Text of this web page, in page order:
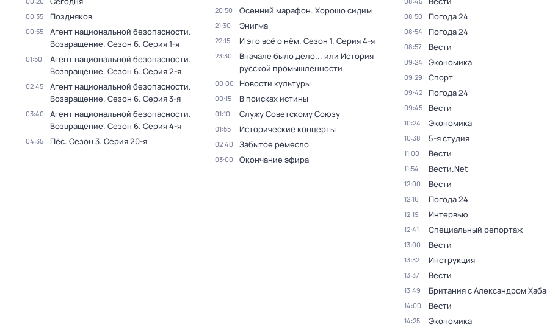
00:35 Поздняков
00:55
Агент национальной безопасности.
Возвращение. Сезон 6. Серия 1-я
01:50
Агент национальной безопасности.
Возвращение. Сезон 6. Серия 2-я
02:45
Агент национальной безопасности.
Возвращение. Сезон 6. Серия 3-я
03:40
Агент национальной безопасности.
Возвращение. Сезон 6. Серия 4-я
04:35 Пёс. Сезон 3. Серия 20-я
20:50 Осенний марафон. Хорошо сидим
21:30 Энигма
22:15 И это всё о нём. Сезон 1. Серия 4-я
23:30
Вначале было дело... или История
русской промышленности
00:00 Новости культуры
00:15 В поисках истины
01:10 Служу Советскому Союзу
01:55 Исторические концерты
02:40 Забытое ремесло
03:00 Окончание эфира
08:50 Погода 24
08:54 Погода 24
08:57 Вести
09:24 Экономика
09:29 Спорт
09:42 Погода 24
09:45 Вести
10:24 Экономика
10:38 5-я студия
11:00 Вести
11:54 Вести.Net
12:00 Вести
12:16 Погода 24
12:19 Интервью
12:41 Специальный репортаж
13:00 Вести
13:32 Инструкция
13:37 Вести
13:49 Британия с Александром
14:00 Вести
14:25 Экономика